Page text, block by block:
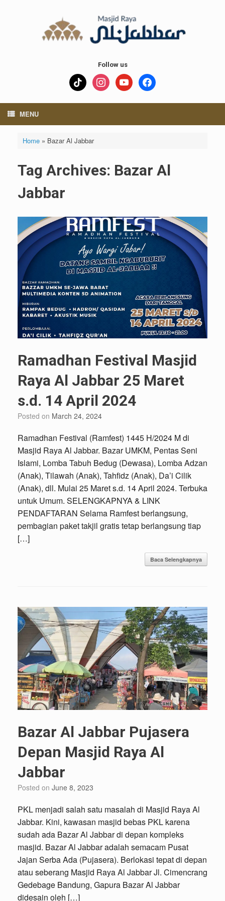
Follow us
tiktok instagramyoutube facebook
MENU
Home» Bazar Al Jabbar
Tag Archives: Bazar Al
Jabbar
Ramadhan Festival Masjid
Raya Al Jabbar 25 Maret
s.d. 14 April 2024
Posted on March 24, 2024
Ramadhan Festival (Ramfest) 1445 H/2024 M di
Masjid Raya Al Jabbar. Bazar UMKM, Pentas Seni
Islami, Lomba Tabuh Bedug (Dewasa), Lomba Adzan
(Anak), Tilawah (Anak), Tahfidz (Anak), Da’i Cilik
(Anak), dll. Mulai 25 Maret s.d. 14 April 2024. Terbuka
untuk Umum. SELENGKAPNYA & LINK
PENDAFTARAN Selama Ramfest berlangsung,
pembagian paket takjil gratis tetap berlangsung tiap
[…]
Baca Selengkapnya
Bazar Al Jabbar Pujasera
Depan Masjid Raya Al
Jabbar
Posted on June 8, 2023
PKL menjadi salah satu masalah di Masjid Raya Al
Jabbar. Kini, kawasan masjid bebas PKL karena
sudah ada Bazar Al Jabbar di depan kompleks
masjid. Bazar Al Jabbar adalah semacam Pusat
Jajan Serba Ada (Pujasera). Berlokasi tepat di depan
atau seberang Masjid Raya Al Jabbar Jl. Cimencrang
Gedebage Bandung, Gapura Bazar Al Jabbar
didesain oleh […]